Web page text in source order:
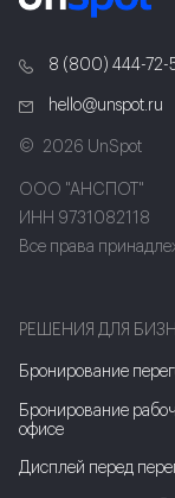
8 (800) 444-72-
hello@unspot.ru
2026 UnSpot
ООО "АНСПОТ"
ИНН 9731082118
Все права
РЕШЕНИЯ ДЛЯ
Бронирование
Бронирование
офисе
Дисплей перед